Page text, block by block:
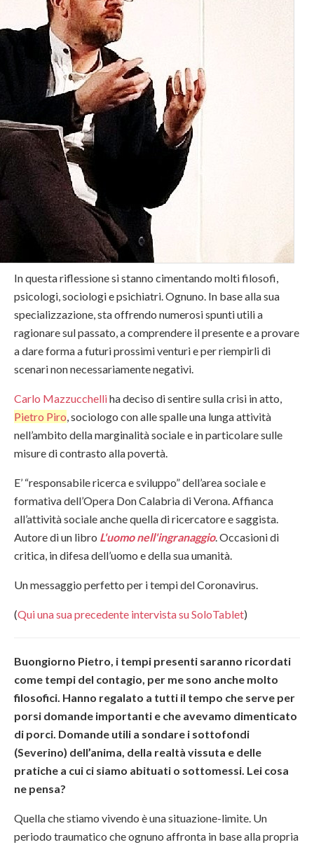
In questa riflessione si stanno cimentando molti filosofi,
psicologi, sociologi e psichiatri. Ognuno. In base alla sua
specializzazione, sta offrendo numerosi spunti utili a
ragionare sul passato, a comprendere il presente e a provare
a dare forma a futuri prossimi venturi e per riempirli di
scenari non necessariamente negativi.
Carlo Mazzucchelliha deciso di sentire sulla crisi in atto,
Pietro Piro , sociologo con alle spalle una lunga attività
nell’ambito della marginalità sociale e in particolare sulle
misure di contrasto alla povertà.
E’ “responsabile ricerca e sviluppo” dell’area sociale e
formativa dell’Opera Don Calabria di Verona. Affianca
all’attività sociale anche quella di ricercatore e saggista.
Autore di un libro L'uomo nell'ingranaggio. Occasioni di
critica, in difesa dell’uomo e della sua umanità.
Un messaggio perfetto per i tempi del Coronavirus.
(Qui una sua precedente intervista su SoloTablet)
Buongiorno Pietro, i tempi presenti saranno ricordati
come tempi del contagio, per me sono anche molto
filosofici. Hanno regalato a tutti il tempo che serve per
porsi domande importanti e che avevamo dimenticato
di porci. Domande utili a sondare i sottofondi
(Severino) dell’anima, della realtà vissuta e delle
pratiche a cui ci siamo abituati o sottomessi. Lei cosa
ne pensa?
Quella che stiamo vivendo è una situazione-limite. Un
periodo traumatico che ognuno affronta in base alla propria